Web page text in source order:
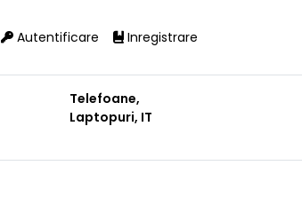
Autentificare Inregistrare
Telefoane,
Laptopuri, IT